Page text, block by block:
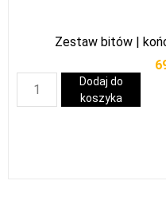
Zestaw bitów |
Dodaj do
koszyka